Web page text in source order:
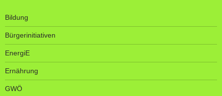
Bildung
Bürgerinitiativen
EnergiE
Ernährung
GWÖ